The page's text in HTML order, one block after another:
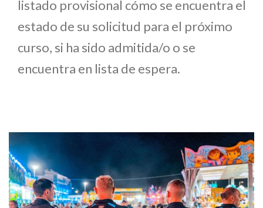
listado provisional cómo se encuentra el
estado de su solicitud para el próximo
curso, si ha sido admitida/o o se
encuentra en lista de espera.